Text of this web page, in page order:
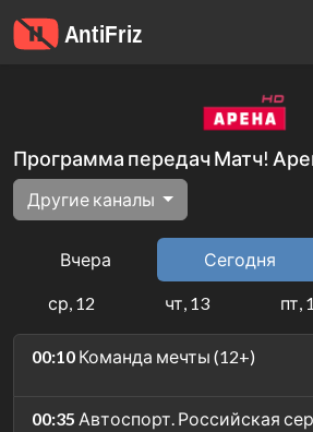
Программа передач Матч!
Другие каналы
Вчера Сегодня
ср, 12 чт, 13 пт,
00:10 Команда мечты (12+)
00:35 Автоспорт. Российская